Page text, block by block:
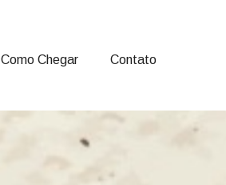
Como Chegar Contato